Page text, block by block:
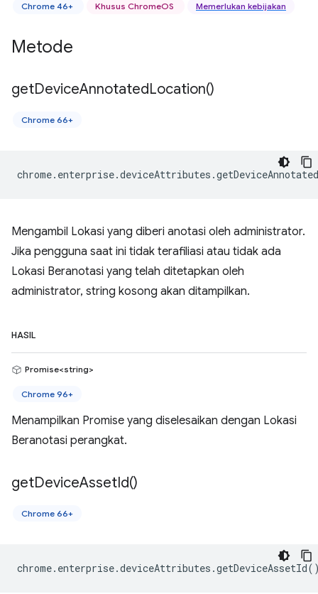
Chrome 46+ Khusus ChromeOS Memerlukan kebijakan
Metode
getDeviceAnnotatedLocation()
Chrome 66+
chrome. enterprise.deviceAttributes .
Mengambil Lokasi yang diberi anotasi oleh administrator.
Jika pengguna saat ini tidak terafiliasi atau tidak ada
Lokasi Beranotasi yang telah ditetapkan oleh
administrator, string kosong akan ditampilkan.
HASIL
Promise<string>
Chrome 96+
Menampilkan Promise yang diselesaikan dengan Lokasi
Beranotasi perangkat.
getDeviceAssetId()
Chrome 66+
chrome. enterprise.deviceAttributes .getDeviceAssetId